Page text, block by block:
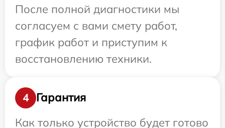
После полной диагностики мы
согласуем с вами смету работ,
график работ и приступим к
восстановлению техники.
4
Гарантия
Как только устройство будет готово